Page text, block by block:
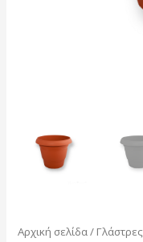
Αρχική σελίδα/ Γλάστρες